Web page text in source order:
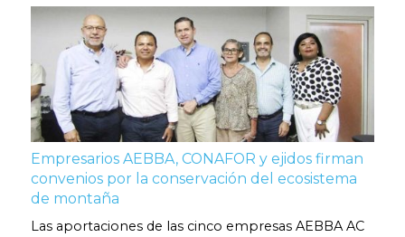
Empresarios AEBBA, CONAFOR y ejidos firman
convenios por la conservación del ecosistema
de montaña
Las aportaciones de las cinco empresas AEBBA AC